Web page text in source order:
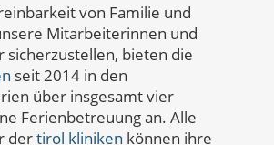
von Familie und
Mitarbeiterinnen und
sicherzustellen, bieten die
seit 2014 in den
über insgesamt vier
Ferienbetreuung an. Alle
dertirol kliniken können ihre